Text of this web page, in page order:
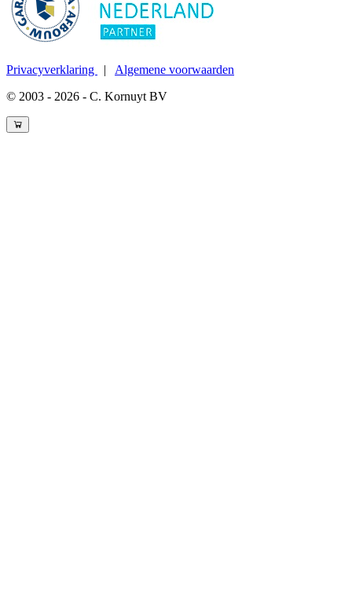
Privacyverklaring | Algemene voorwaarden
© 2003 - 2026 - C. Kornuyt BV